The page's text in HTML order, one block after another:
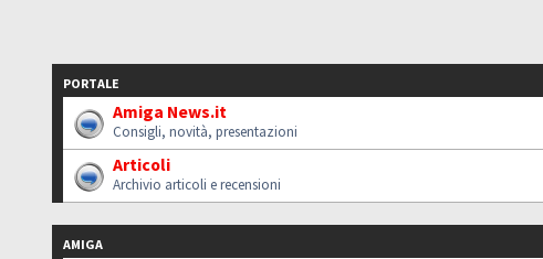
PORTALE
Amiga News.it
Consigli, novità, presentazioni
Articoli
Archivio articoli e recensioni
AMIGA